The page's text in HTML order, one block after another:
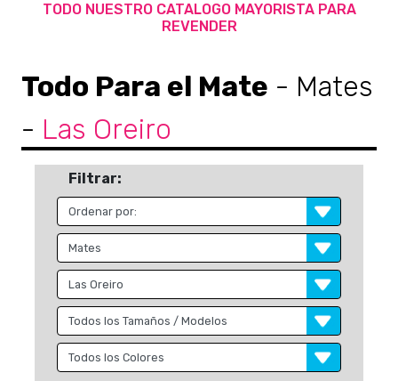
TODO NUESTRO CATALOGO MAYORISTA PARA
REVENDER
Todo Para el Mate - Mates
- Las Oreiro
Filtrar: